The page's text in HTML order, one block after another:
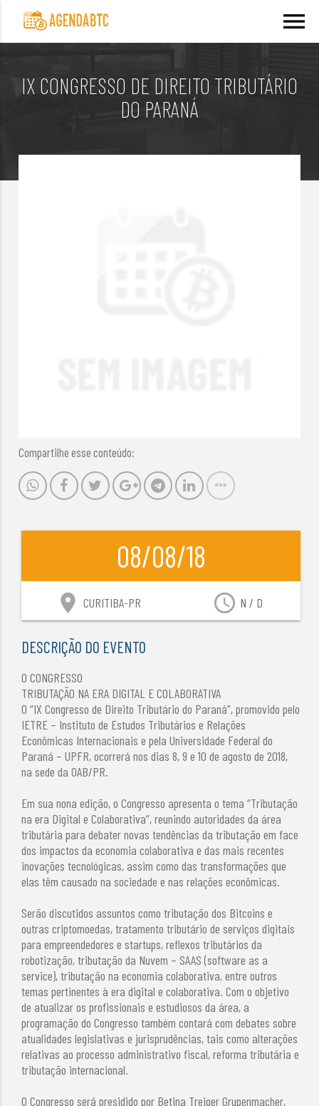
menu
IX CONGRESSO DE DIREITO TRIBUTÁRIO
DO PARANÁ
Compartilhe esse conteúdo:
08/08/18
access_time N / D
location_on CURITIBA-PR
DESCRIÇÃO DO EVENTO
O CONGRESSO
TRIBUTAÇÃO NA ERA DIGITAL E COLABORATIVA
O “IX Congresso de Direito Tributário do Paraná”, promovido pelo
IETRE – Instituto de Estudos Tributários e Relações
Econômicas Internacionais e pela Universidade Federal do
Paraná – UPFR, ocorrerá nos dias 8, 9 e 10 de agosto de 2018,
na sede da OAB/PR.
Em sua nona edição, o Congresso apresenta o tema “Tributação
na era Digital e Colaborativa”, reunindo autoridades da área
tributária para debater novas tendências da tributação em face
dos impactos da economia colaborativa e das mais recentes
inovações tecnológicas, assim como das transformações que
elas têm causado na sociedade e nas relações econômicas.
Serão discutidos assuntos como tributação dos Bitcoins e
outras criptomoedas, tratamento tributário de serviços digitais
para empreendedores e startups, reflexos tributários da
robotização, tributação da Nuvem – SAAS (software as a
service), tributação na economia colaborativa, entre outros
temas pertinentes à era digital e colaborativa. Com o objetivo
de atualizar os profissionais e estudiosos da área, a
programação do Congresso também contará com debates sobre
atualidades legislativas e jurisprudências, tais como alterações
relativas ao processo administrativo fiscal, reforma tributária e
tributação internacional.
O Congresso será presidido por Betina Treiger Grupenmacher,